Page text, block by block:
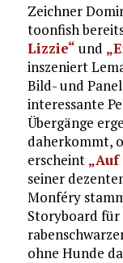
Zeichner
toonfish
Lizzie“ und
inszeniert
Bild- und
interessante
Übergänge
daherkommt,
erscheint
seiner
Monféry
Storyboard
ohne Hunde